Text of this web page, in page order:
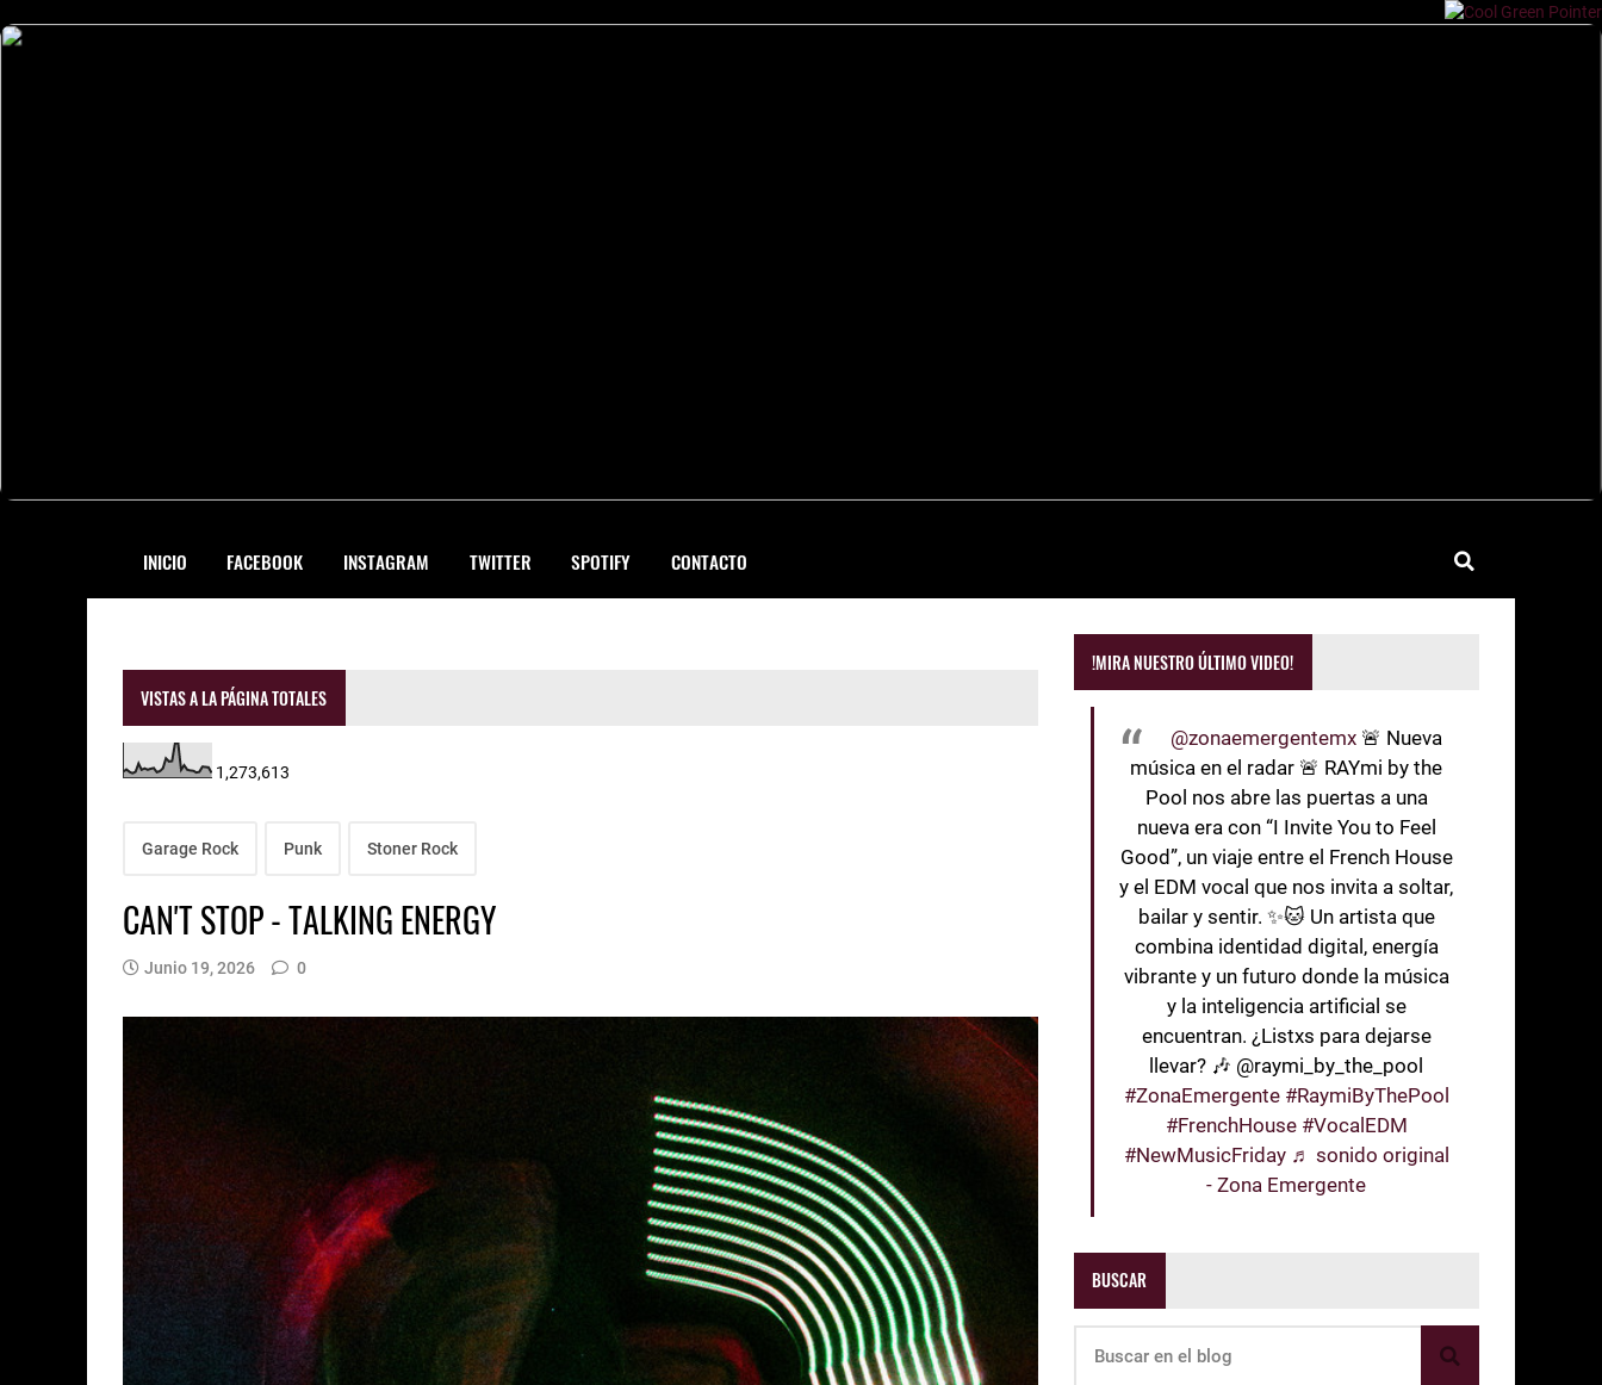
INICIO FACEBOOK INSTAGRAM TWITTER SPOTIFY CONTACTO
VISTAS A LA PÁGINA TOTALES
1,273,613
Garage Rock Punk Stoner Rock
CAN'T STOP - TALKING ENERGY
Junio 19, 2026 0
!MIRA NUESTRO ÚLTIMO VIDEO!
@zonaemergentemx 🚨 Nueva
música en el radar 🚨 RAYmi by the
Pool nos abre las puertas a una
nueva era con “I Invite You to Feel
Good”, un viaje entre el French House
y el EDM vocal que nos invita a soltar,
bailar y sentir. ✨🐱 Un artista que
combina identidad digital, energía
vibrante y un futuro donde la música
y la inteligencia artificial se
encuentran. ¿Listxs para dejarse
llevar? 🎶 @raymi_by_the_pool
#ZonaEmergente #RaymiByThePool
#FrenchHouse #VocalEDM
#NewMusicFriday ♬ sonido original
- Zona Emergente
BUSCAR